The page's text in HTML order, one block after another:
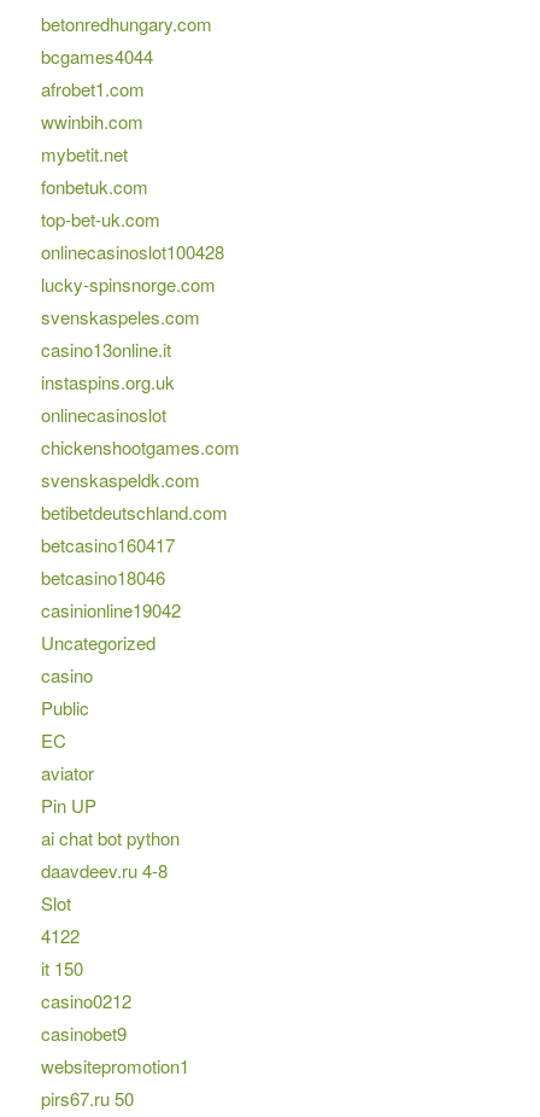
betonredhungary.com
bcgames4044
afrobet1.com
wwinbih.com
mybetit.net
fonbetuk.com
top-bet-uk.com
onlinecasinoslot100428
lucky-spinsnorge.com
svenskaspeles.com
casino13online.it
instaspins.org.uk
onlinecasinoslot
chickenshootgames.com
svenskaspeldk.com
betibetdeutschland.com
betcasino160417
betcasino18046
casinionline19042
Uncategorized
casino
Public
EC
aviator
Pin UP
ai chat bot python
daavdeev.ru 4-8
Slot
4122
it 150
casino0212
casinobet9
websitepromotion1
pirs67.ru 50